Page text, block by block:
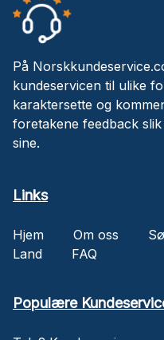
På
kundeservicen til ulike
karaktersette og
foretakene feedback
sine.
Links
Hjem Om oss
Land
FAQ
Populære